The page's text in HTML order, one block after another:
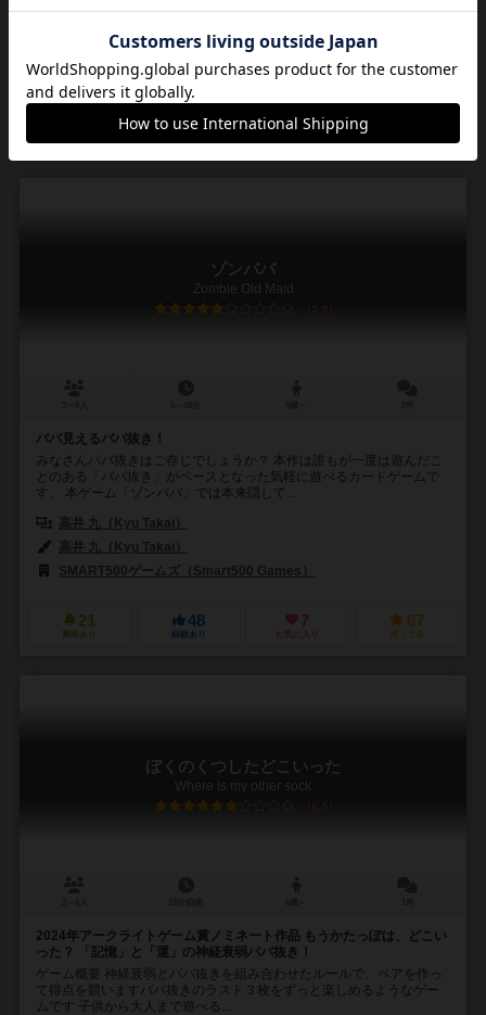
ぐっちー（Gucchi）
東京電機大学非電源ゲーム部
43 2
ゾンババ
Zombie Old Maid
5.8
ババ見えるババ抜き！
みなさんババ抜きはご存じでしょうか？ 本作は誰もが一度は遊んだこ
とのある「ババ抜き」がベースとなった気軽に遊べるカードゲームで
す。 本ゲーム「ゾンババ」では本来隠して...
高井 九（Kyu Takai）
高井 九（Kyu Takai）
SMART500ゲームズ（Smart500 Games）
21
興味あり
48
経験あり
7
お気に入り
67
持ってる
ぼくのくつしたどこいった
Where is my other sock
6.0
2024年アークライトゲーム賞ノミネート作品 もうかたっぽは、どこい
った？ 「記憶」と「運」の神経衰弱ババ抜き！
ゲーム概要 神経衰弱とババ抜きを組み合わせたルールで、ペアを作っ
て得点を競います ​ババ抜きのラスト３枚をずっと楽しめるようなゲー
ムです 子供から大人まで遊べる...